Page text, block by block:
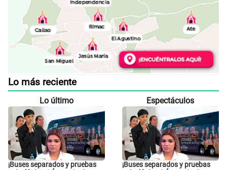
Lo más reciente
Lo último
¡Buses separados y pruebas
Espectáculos
¡Buses separados y pruebas